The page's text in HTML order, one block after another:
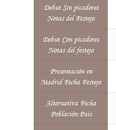
Debut Sin picadores
Notas del Festejo
Debut Con picadores
Notas del festejo
Presentación en
Madrid Fecha Festejo
Alternativa Fecha
Población País